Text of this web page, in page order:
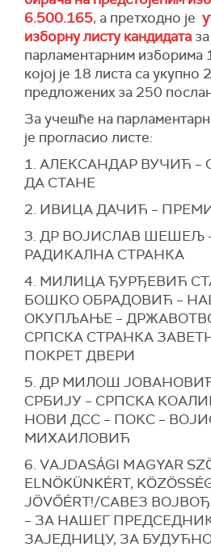
6.500.165, а претходно је
изборну листу кандидата
парламентарним изборима
којој је 18 листа са
предложених за 250
За учешће на
је прогласио листе:
1. АЛЕКСАНДАР ВУЧИЋ –
ДА СТАНЕ
2. ИВИЦА ДАЧИЋ –
3. ДР ВОЈИСЛАВ ШЕШЕЉ
РАДИКАЛНА СТРАНКА
4. МИЛИЦА ЂУРЂЕВИЋ
БОШКО ОБРАДОВИЋ –
ОКУПЉАЊЕ –
СРПСКА СТРАНКА
ПОКРЕТ ДВЕРИ
5. ДР МИЛОШ
СРБИЈУ – СРПСКА
НOВИ ДСС – ПОКС –
МИХАИЛОВИЋ
6. VАJDASÁGI MAGYAR
ELNÖKÜNKÉRT,
JÖVŐÉRT!/САВЕЗ
– ЗА НАШЕГ
ЗАЈЕДНИЦУ, ЗА